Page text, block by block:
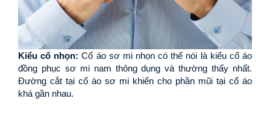
Kiểu cổ nhọn: Cổ áo sơ mi nhọn có thể nói là kiểu cổ áo
đồng phục sơ mi nam thông dụng và thường thấy nhất.
Đường cắt tại cổ áo sơ mi khiến cho phần mũi tại cổ áo
khá gần nhau.